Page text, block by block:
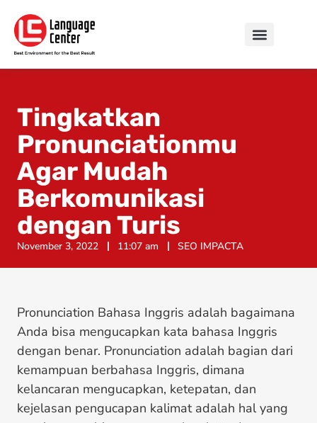
Tingkatkan
Pronunciationmu
Agar Mudah
Berkomunikasi
dengan Turis
November 3, 2022 11:07 am SEO IMPACTA
Pronunciation Bahasa Inggris adalah bagaimana
Anda bisa mengucapkan kata bahasa Inggris
dengan benar. Pronunciation adalah bagian dari
kemampuan berbahasa Inggris, dimana
kelancaran mengucapkan, ketepatan, dan
kejelasan pengucapan kalimat adalah hal yang